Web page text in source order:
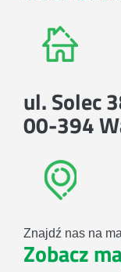
ul. Solec
00-394
Znajdź nas na
Zobacz